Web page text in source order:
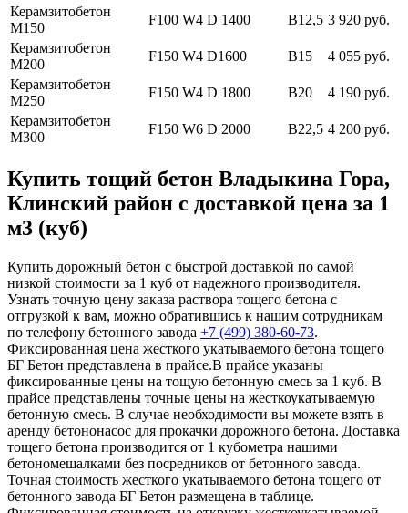
Керамзитобетон
М150
F100 W4 D 1400 В12,5 3 920 руб.
Керамзитобетон
М200
F150 W4 D1600 В15
4 055 руб.
Керамзитобетон
М250
F150 W4 D 1800 В20
4 190 руб.
Керамзитобетон
М300
F150 W6 D 2000 В22,5 4 200 руб.
Купить тощий бетон Владыкина Гора,
Клинский район с доставкой цена за 1
м3 (куб)
Купить дорожный бетон с быстрой доставкой по самой
низкой стоимости за 1 куб от надежного производителя.
Узнать точную цену заказа раствора тощего бетона с
отгрузкой к вам, можно обратившись к нашим сотрудникам
по телефону бетонного завода +7 (499) 380-60-73.
Фиксированная цена жесткого укатываемого бетона тощего
БГ Бетон представлена в прайсе.В прайсе указаны
фиксированные цены на тощую бетонную смесь за 1 куб. В
прайсе представлены точные цены на жесткоукатываемую
бетонную смесь. В случае необходимости вы можете взять в
аренду бетононасос для прокачки дорожного бетона. Доставка
тощего бетона производится от 1 кубометра нашими
бетономешалками без посредников от бетонного завода.
Точная стоимость жесткого укатываемого бетона тощего от
бетонного завода БГ Бетон размещена в таблице.